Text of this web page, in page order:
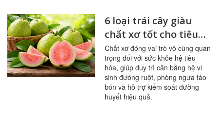
6 loại trái cây giàu
chất xơ tốt cho tiêu
hóa, đường huyết
Chất xơ đóng vai trò vô cùng quan
trọng đối với sức khỏe hệ tiêu
hóa, giúp duy trì cân bằng hệ vi
sinh đường ruột, phòng ngừa táo
bón và hỗ trợ kiểm soát đường
huyết hiệu quả.